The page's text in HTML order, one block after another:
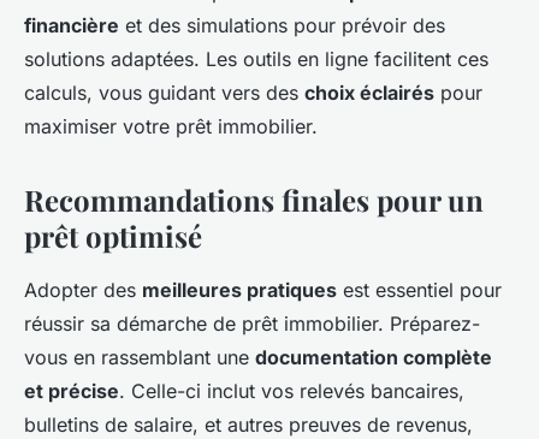
financière et des simulations pour prévoir des
solutions adaptées. Les outils en ligne facilitent ces
calculs, vous guidant vers des choix éclairés pour
maximiser votre prêt immobilier.
Recommandations finales pour un
prêt optimisé
Adopter des meilleures pratiques est essentiel pour
réussir sa démarche de prêt immobilier. Préparez-
vous en rassemblant une documentation complète
et précise. Celle-ci inclut vos relevés bancaires,
bulletins de salaire, et autres preuves de revenus,